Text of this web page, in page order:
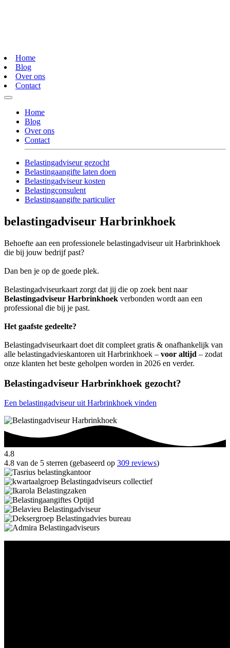
Home
Blog
Over ons
Contact
Home
Blog
Over ons
Contact
Belastingadviseur gezocht
Belastingaangifte laten doen
Belastingadviseur kosten
Belastingconsulent
Belastingaangifte particulier
belastingadviseur Harbrinkhoek
Behoefte aan een professionele belastingadviseur uit Harbrinkhoek
die bij jouw bedrijf past?
Dan ben je op de goede plek.
Belastingadviseurkaart zorgt dat jij die op zoek bent naar
Belastingadviseur Harbrinkhoek verbonden wordt aan een
professional die bij je past.
Het gaafste gedeelte?
Belastingadviseurkaart doet dit compleet gratis & onafhankelijk van
alle belastingadvieskantoren uit Harbrinkhoek – voor altijd – zodat
onze klanten het beste geholpen worden in 2026 en verder.
Belastingadviseur Harbrinkhoek gezocht?
Een belastingadviseur uit Harbrinkhoek vinden
4.8
4.8 van de 5 sterren (gebaseerd op 309 reviews)